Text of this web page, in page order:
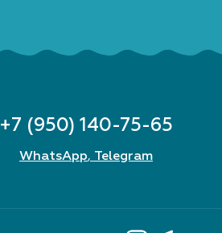
+7 (950) 140-75-65
WhatsApp, Telegram